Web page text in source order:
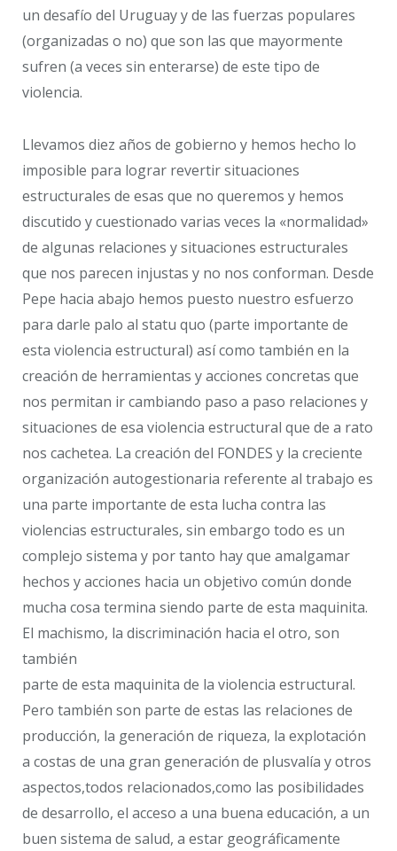
un desafío del Uruguay y de las fuerzas populares
(organizadas o no) que son las que mayormente
sufren (a veces sin enterarse) de este tipo de
violencia.
Llevamos diez años de gobierno y hemos hecho lo
imposible para lograr revertir situaciones
estructurales de esas que no queremos y hemos
discutido y cuestionado varias veces la «normalidad»
de algunas relaciones y situaciones estructurales
que nos parecen injustas y no nos conforman. Desde
Pepe hacia abajo hemos puesto nuestro esfuerzo
para darle palo al statu quo (parte importante de
esta violencia estructural) así como también en la
creación de herramientas y acciones concretas que
nos permitan ir cambiando paso a paso relaciones y
situaciones de esa violencia estructural que de a rato
nos cachetea. La creación del FONDES y la creciente
organización autogestionaria referente al trabajo es
una parte importante de esta lucha contra las
violencias estructurales, sin embargo todo es un
complejo sistema y por tanto hay que amalgamar
hechos y acciones hacia un objetivo común donde
mucha cosa termina siendo parte de esta maquinita.
El machismo, la discriminación hacia el otro, son
también
parte de esta maquinita de la violencia estructural.
Pero también son parte de estas las relaciones de
producción, la generación de riqueza, la explotación
a costas de una gran generación de plusvalía y otros
aspectos,todos relacionados,como las posibilidades
de desarrollo, el acceso a una buena educación, a un
buen sistema de salud, a estar geográficamente